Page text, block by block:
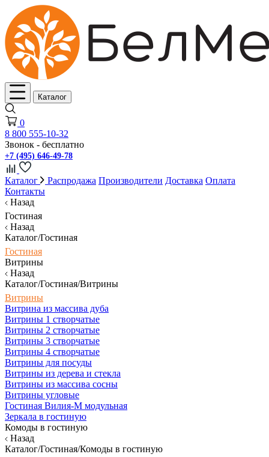
Каталог
0
8 800 555-10-32
Звонок - бесплатно
+7 (495) 646-49-78
Каталог Распродажа Производители Доставка Оплата
Контакты
Назад
Гостиная
Назад
Каталог/Гостиная
Гостиная
Витрины
Назад
Каталог/Гостиная/Витрины
Витрины
Витрина из массива дуба
Витрины 1 створчатые
Витрины 2 створчатые
Витрины 3 створчатые
Витрины 4 створчатые
Витрины для посуды
Витрины из дерева и стекла
Витрины из массива сосны
Витрины угловые
Гостиная Вилия-М модульная
Зеркала в гостиную
Комоды в гостиную
Назад
Каталог/Гостиная/Комоды в гостиную